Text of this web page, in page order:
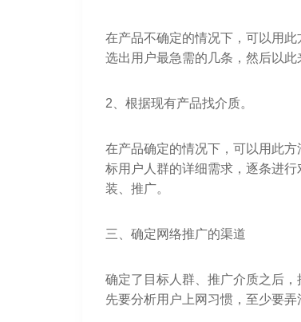
在产品不确定的情况下，可以用
选出用户最急需的几条，然后以此
2、根据现有产品找介质。
在产品确定的情况下，可以用此
标用户人群的详细需求，逐条进
装、推广。
三、确定网络推广的渠道
确定了目标人群、推广介质之后
先要分析用户上网习惯，至少要弄